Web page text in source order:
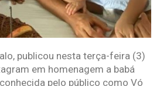
publicou nesta terça-feira (3)
em homenagem a babá
pelo público como Vó